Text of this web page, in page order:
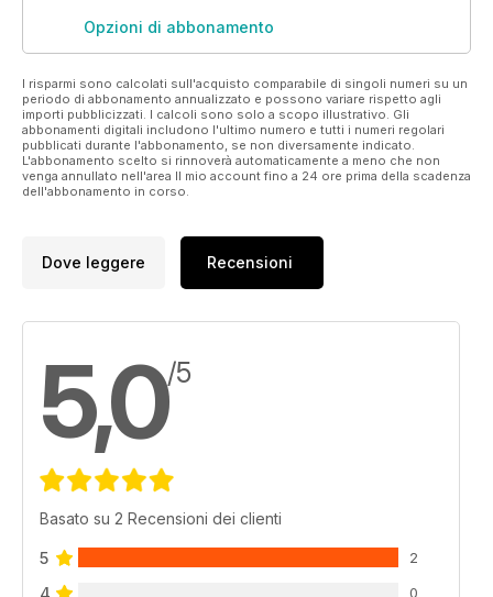
Opzioni di abbonamento
I risparmi sono calcolati sull'acquisto comparabile di singoli numeri su un
periodo di abbonamento annualizzato e possono variare rispetto agli
importi pubblicizzati. I calcoli sono solo a scopo illustrativo. Gli
abbonamenti digitali includono l'ultimo numero e tutti i numeri regolari
pubblicati durante l'abbonamento, se non diversamente indicato.
L'abbonamento scelto si rinnoverà automaticamente a meno che non
venga annullato nell'area Il mio account fino a 24 ore prima della scadenza
dell'abbonamento in corso.
Dove leggere Recensioni
5,0/5
Basato su 2 Recensioni dei clienti
5 2
0